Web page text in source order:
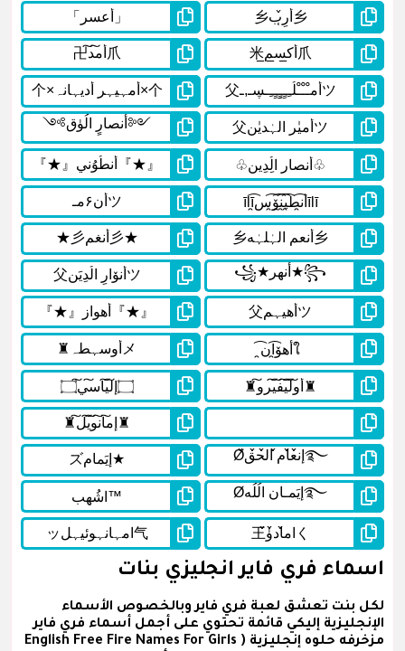
اسماء فري فاير انجليزي بنات
لكل بنت تعشق لعبة فري فاير وبالخصوص الأسماء
الإنجليزية إليكي قائمة تحتوي على أجمل أسماء فري فاير
مزخرفه حلوه إنجليزية ( English Free Fire Names For Girls